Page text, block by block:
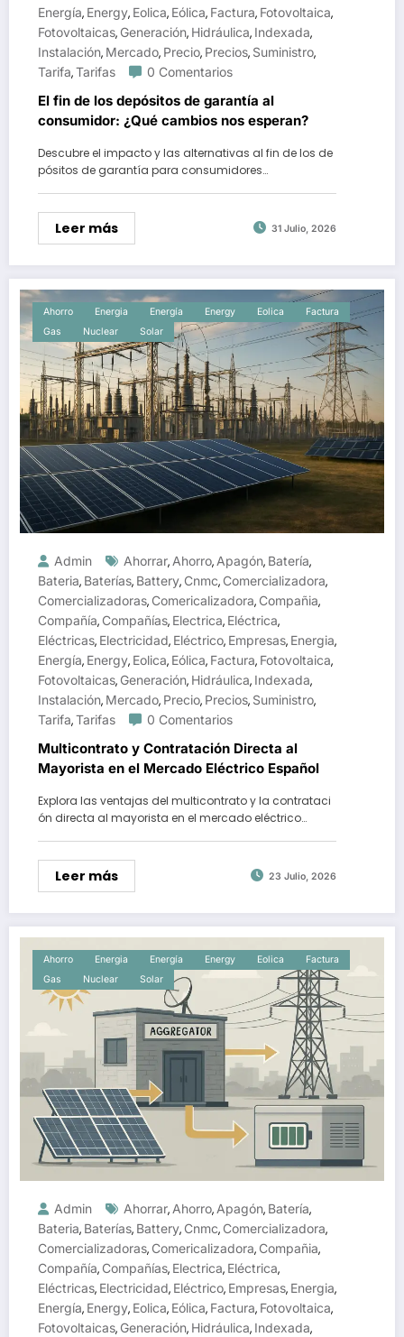
Energía, Energy, Eolica, Eólica, Factura, Fotovoltaica,
Fotovoltaicas, Generación, Hidráulica, Indexada,
Instalación, Mercado, Precio, Precios, Suministro,
Tarifa,Tarifas 0 Comentarios
El fin de los depósitos de garantía al
consumidor: ¿Qué cambios nos esperan?
Descubre el impacto y las alternativas al fin de los de
pósitos de garantía para consumidores…
Leer más 31 Julio, 2026
Ahorro Energia Energía Energy Eolica
Factura
Gas
Nuclear Solar
Admin Ahorrar, Ahorro, Apagón, Batería,
Bateria, Baterías, Battery, Cnmc, Comercializadora,
Comercializadoras, Comericalizadora, Compañia,
Compañía, Compañías, Electrica, Eléctrica,
Eléctricas, Electricidad, Eléctrico, Empresas, Energia,
Energía, Energy, Eolica, Eólica, Factura, Fotovoltaica,
Fotovoltaicas, Generación, Hidráulica, Indexada,
Instalación, Mercado, Precio, Precios, Suministro,
Tarifa,Tarifas 0 Comentarios
Multicontrato y Contratación Directa al
Mayorista en el Mercado Eléctrico Español
Explora las ventajas del multicontrato y la contrataci
ón directa al mayorista en el mercado eléctrico…
Leer más 23 Julio, 2026
Ahorro Energia Energía Energy Eolica
Factura
Gas
Nuclear Solar
Admin Ahorrar, Ahorro, Apagón, Batería,
Bateria, Baterías, Battery, Cnmc, Comercializadora,
Comercializadoras, Comericalizadora, Compañia,
Compañía, Compañías, Electrica, Eléctrica,
Eléctricas, Electricidad, Eléctrico, Empresas, Energia,
Energía, Energy, Eolica, Eólica, Factura, Fotovoltaica,
Fotovoltaicas, Generación, Hidráulica, Indexada,